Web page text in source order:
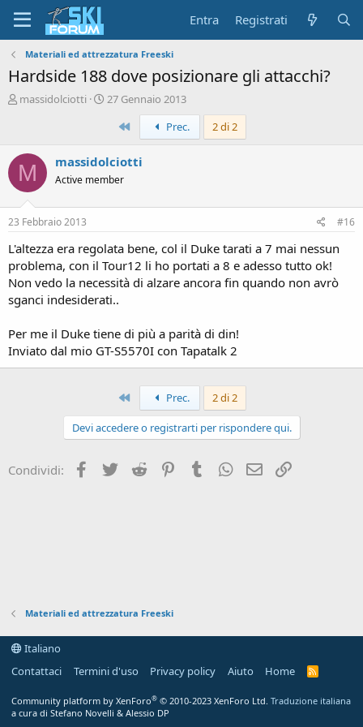
Entra Registrati
Materiali ed attrezzatura Freeski
Hardside 188 dove posizionare gli attacchi?
A
r
e
d
s
c
u
s
i
o
e
massidolciotti
D
d
'
i
i
o
27 Gennaio 2013
Primo Prec. 2 di 2
M massidolciotti
Active member
23 Febbraio 2013 #16
L'altezza era regolata bene, col il Duke tarati a 7 mai nessun
problema, con il Tour12 li ho portati a 8 e adesso tutto ok!
Non vedo la necessità di alzare ancora fin quando non avrò
sganci indesiderati..
Per me il Duke tiene di più a parità di din!
Inviato dal mio GT-S5570I con Tapatalk 2
Primo Prec. 2 di 2
Devi accedere o registrarti per rispondere qui.
Condividi: Facebook
Twitter Reddit PinterestTumblrWhatsApp
Email
Materiali ed attrezzatura Freeski
Italiano
Contattaci
Termini d'uso Privacy policy Aiuto Home
R
Community platform by XenForo® © 2010-2023 XenForo Ltd. Traduzione italiana
a cura di Stefano Novelli & Alessio DP